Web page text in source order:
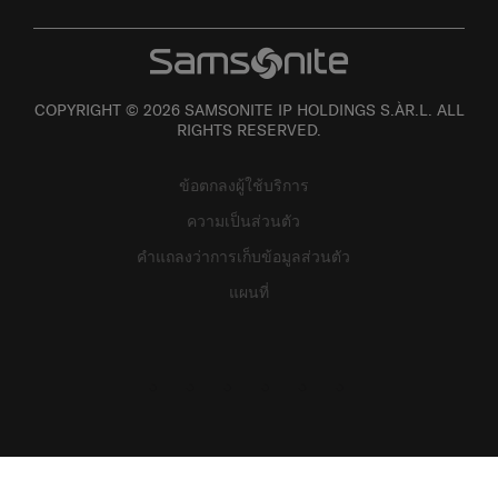
COPYRIGHT © 2026 SAMSONITE IP HOLDINGS S.ÀR.L. ALL
RIGHTS RESERVED.
ข้อตกลงผู้ใช้บริการ
ความเป็นส่วนตัว
คำแถลงว่าการเก็บข้อมูลส่วนตัว
แผนที่